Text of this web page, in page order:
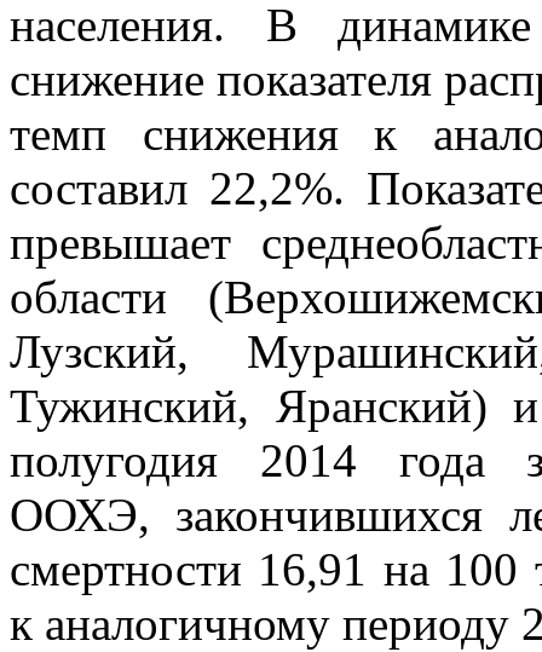
населения. В
снижение показателя
темп снижения к
составил 22,2%.
превышает
области
Лузский,
Тужинский, Яранский)
полугодия 2014 года
ООХЭ, закончившихся
смертности 16,91 на
к аналогичному периоду